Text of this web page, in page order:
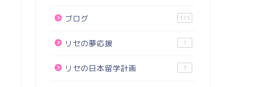
ブログ 115
リセの夢応援 1
リセの日本留学計画 3